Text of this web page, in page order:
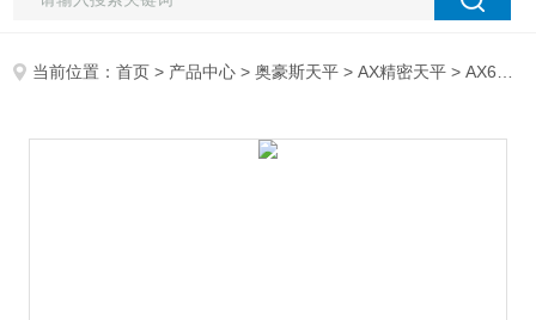
当前位置：首页 > 产品中心 >奥豪斯天平 >AX精密天平 > AX623ZH/E奥豪斯OHAUS精密天平